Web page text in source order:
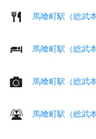
馬喰町駅（総武
馬喰町駅（総武
馬喰町駅（総武
馬喰町駅（総武